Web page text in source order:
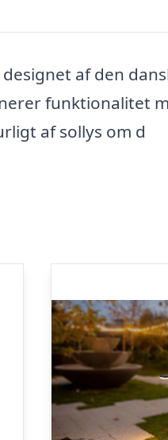
af den
funktionalitet
af sollys om d